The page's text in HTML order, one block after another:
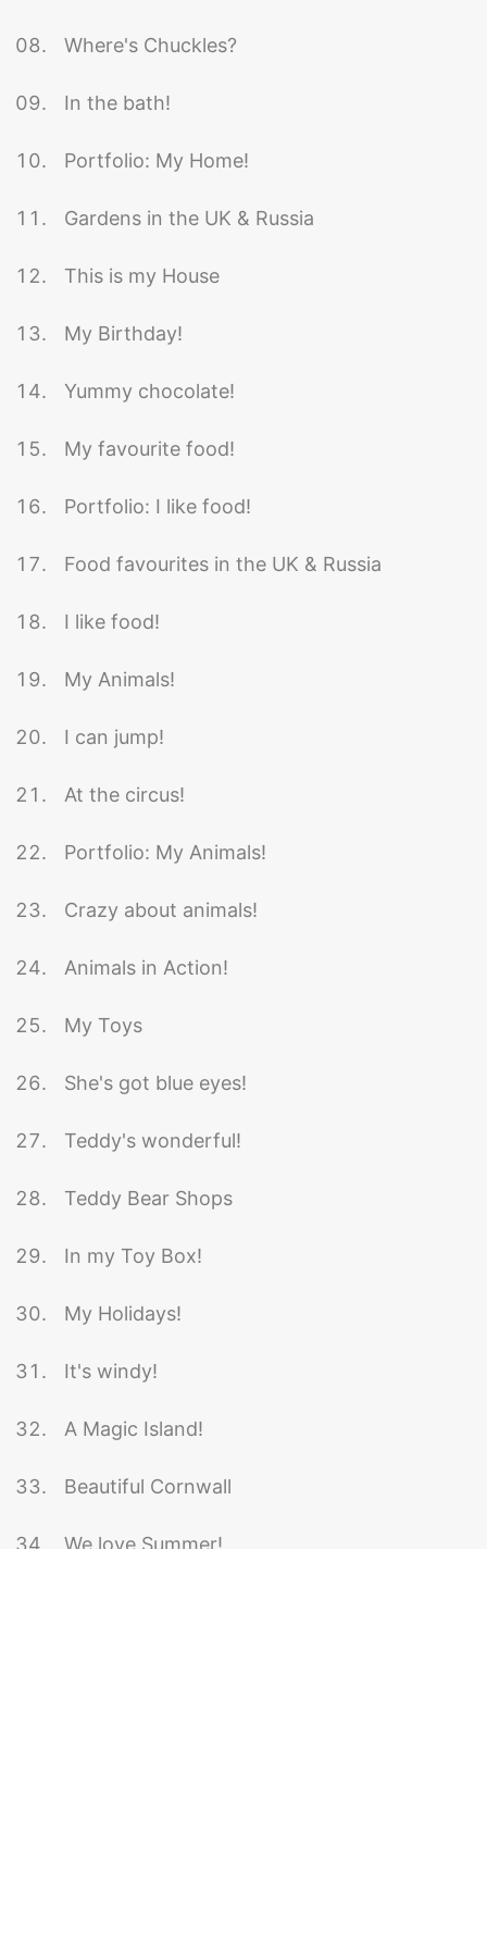
Where's Chuckles?
In the bath!
Portfolio: My Home!
Gardens in the UK & Russia
This is my House
My Birthday!
Yummy chocolate!
My favourite food!
Portfolio: I like food!
Food favourites in the UK & Russia
I like food!
My Animals!
I can jump!
At the circus!
Portfolio: My Animals!
Crazy about animals!
Animals in Action!
My Toys
She's got blue eyes!
Teddy's wonderful!
Teddy Bear Shops
In my Toy Box!
My Holidays!
It's windy!
A Magic Island!
Beautiful Cornwall
We love Summer!